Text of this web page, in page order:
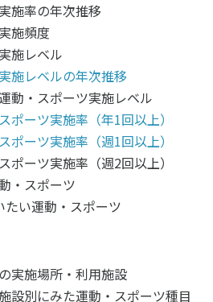
施率の年次推移
施頻度
施レベル
施レベルの年次推移
・スポーツ実施レベル
ポーツ実施率（年1回以上）
ポーツ実施率（週1回以上）
ーツ実施率（週2回以上）
・スポーツ
い運動・スポーツ
実施場所・利用施設
別にみた運動・スポーツ種目